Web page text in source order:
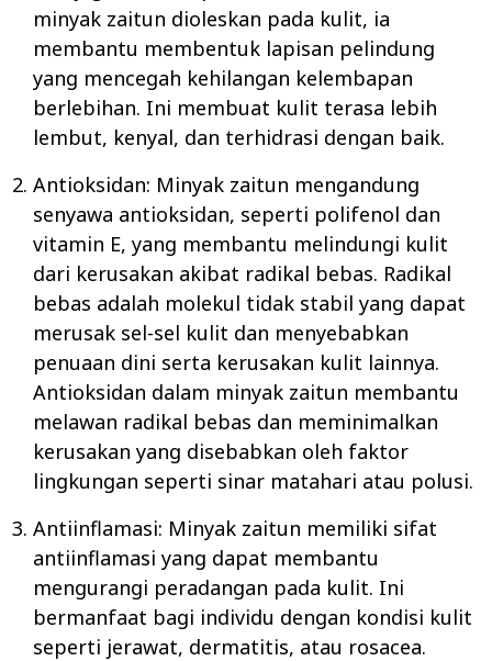
minyak zaitun dioleskan pada kulit, ia
membantu membentuk lapisan pelindung
yang mencegah kehilangan kelembapan
berlebihan. Ini membuat kulit terasa lebih
lembut, kenyal, dan terhidrasi dengan baik.
Antioksidan: Minyak zaitun mengandung
senyawa antioksidan, seperti polifenol dan
vitamin E, yang membantu melindungi kulit
dari kerusakan akibat radikal bebas. Radikal
bebas adalah molekul tidak stabil yang dapat
merusak sel-sel kulit dan menyebabkan
penuaan dini serta kerusakan kulit lainnya.
Antioksidan dalam minyak zaitun membantu
melawan radikal bebas dan meminimalkan
kerusakan yang disebabkan oleh faktor
lingkungan seperti sinar matahari atau polusi.
Antiinflamasi: Minyak zaitun memiliki sifat
antiinflamasi yang dapat membantu
mengurangi peradangan pada kulit. Ini
bermanfaat bagi individu dengan kondisi kulit
seperti jerawat, dermatitis, atau rosacea.